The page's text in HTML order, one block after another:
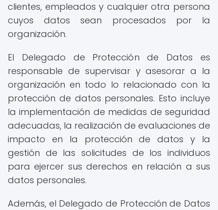
clientes, empleados y cualquier otra persona
cuyos datos sean procesados por la
organización.
El Delegado de Protección de Datos es
responsable de supervisar y asesorar a la
organización en todo lo relacionado con la
protección de datos personales. Esto incluye
la implementación de medidas de seguridad
adecuadas, la realización de evaluaciones de
impacto en la protección de datos y la
gestión de las solicitudes de los individuos
para ejercer sus derechos en relación a sus
datos personales.
Además, el Delegado de Protección de Datos